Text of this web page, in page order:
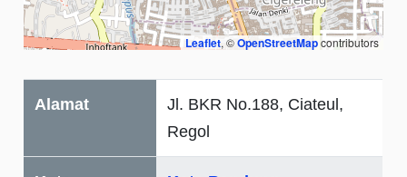
Leaflet, ©OpenStreetMapcontributors
Alamat
Jl. BKR No.188, Ciateul,
Regol